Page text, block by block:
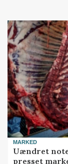
MARKED
Uændret
presset